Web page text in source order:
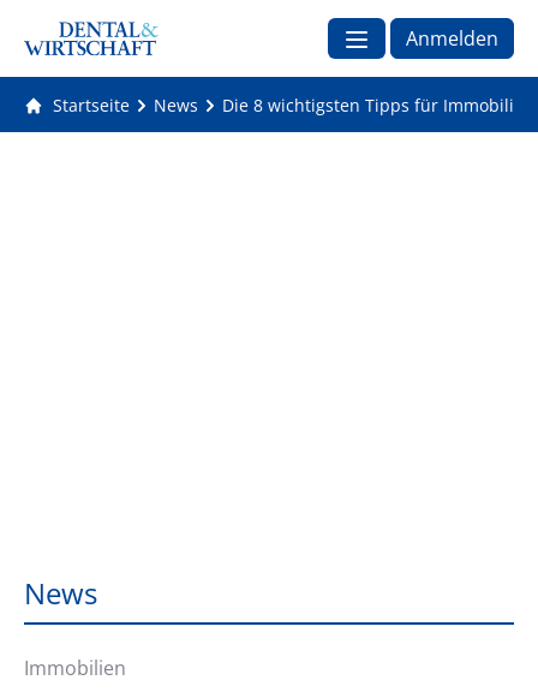
Anmelden
Startseite News Die 8 wichtigsten Tipps für
News
Immobilien